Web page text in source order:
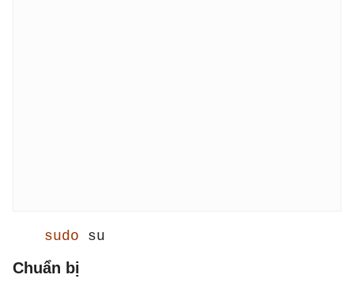
sudo su
Chuẩn bị